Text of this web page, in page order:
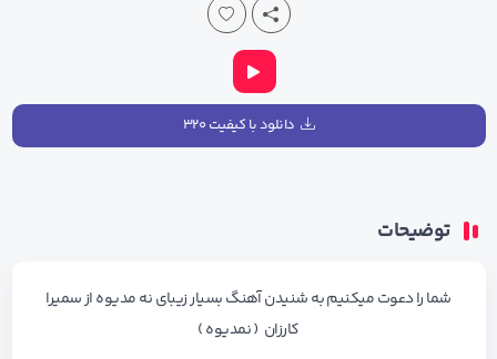
دانلود با کیفیت ۳۲۰
توضیحات
شما را دعوت میکنیم به شنیدن آهنگ بسیار زیباینه مدیوهاز سمیرا
کارزان ( نمدیوه )